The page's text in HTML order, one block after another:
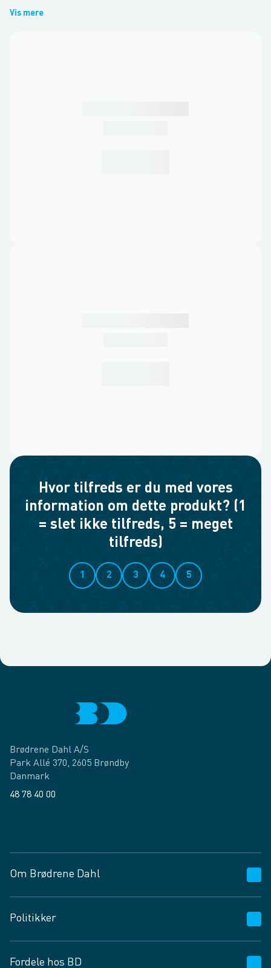
Vis mere
Hvor tilfreds er du med vores
information om dette produkt? (1
= slet ikke tilfreds, 5 = meget
tilfreds)
1 2 3 4 5
Brødrene Dahl A/S
Park Allé 370, 2605 Brøndby
Danmark
48 78 40 00
Om Brødrene Dahl
Vagttelefon 30 10 89 89
Spørgsmål og svar
Job og karriere
Politikker
Fordele hos BD